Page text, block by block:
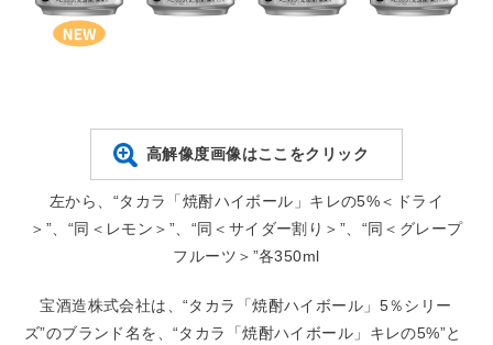
高解像度画像はここをクリック
左から、“タカラ「焼酎ハイボール」キレの5%＜ドライ
＞”、“同＜レモン＞”、“同＜サイダー割り＞”、“同＜グレープ
フルーツ＞”各350ml
宝酒造株式会社は、“タカラ「焼酎ハイボール」5％シリー
ズ”のブランド名を、“タカラ「焼酎ハイボール」キレの5%”と